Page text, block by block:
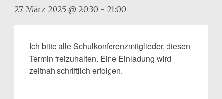
27. März 2025 @ 20:30 - 21:00
Ich bitte alle Schulkonferenzmitglieder, diesen
Termin freizuhalten. Eine Einladung wird
zeitnah schriftlich erfolgen.